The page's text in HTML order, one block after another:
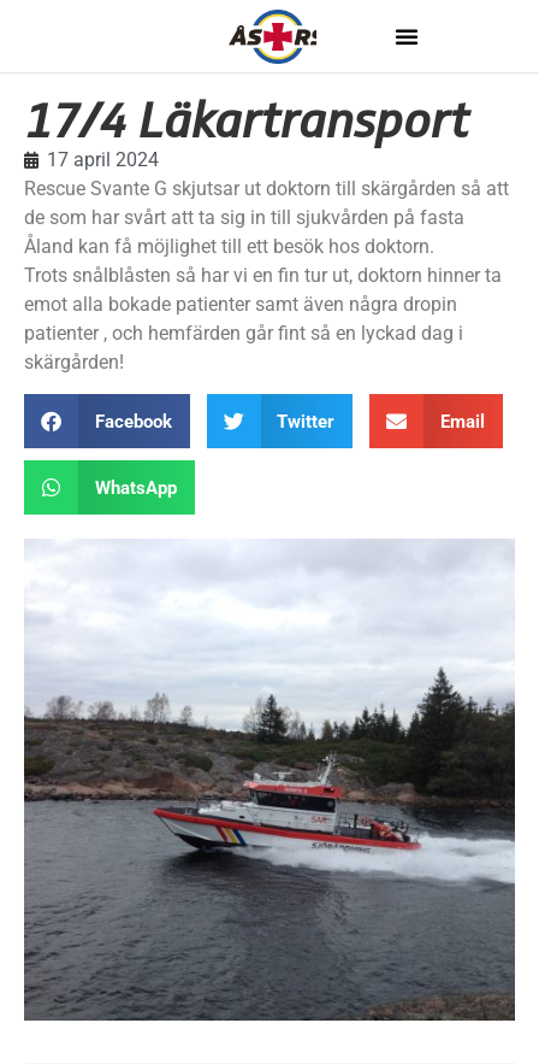
17/4 Läkartransport
17 april 2024
Rescue Svante G skjutsar ut doktorn till skärgården så att
de som har svårt att ta sig in till sjukvården på fasta
Åland kan få möjlighet till ett besök hos doktorn.
Trots snålblåsten så har vi en fin tur ut, doktorn hinner ta
emot alla bokade patienter samt även några dropin
patienter , och hemfärden går fint så en lyckad dag i
skärgården!
Facebook Twitter Email
WhatsApp